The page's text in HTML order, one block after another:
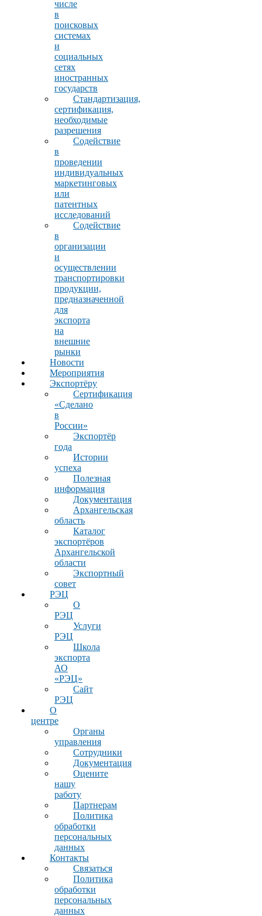
числе
в
поисковых
системах
и
социальных
сетях
иностранных
государств
Стандартизация,
сертификация,
необходимые
разрешения
Содействие
в
проведении
индивидуальных
маркетинговых
или
патентных
исследований
Содействие
в
организации
и
осуществлении
транспортировки
продукции,
предназначенной
для
экспорта
на
внешние
рынки
Новости
Мероприятия
Экспортёру
Сертификация
«Сделано
в
России»
Экспортёр
года
Истории
успеха
Полезная
информация
Документация
Архангельская
область
Каталог
экспортёров
Архангельской
области
Экспортный
совет
РЭЦ
О
РЭЦ
Услуги
РЭЦ
Школа
экспорта
АО
«РЭЦ»
Сайт
РЭЦ
О
центре
Органы
управления
Сотрудники
Документация
Оцените
нашу
работу
Партнерам
Политика
обработки
персональных
данных
Контакты
Связаться
Политика
обработки
персональных
данных